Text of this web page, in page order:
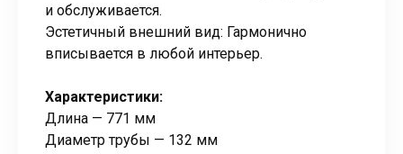
и обслуживается.
Эстетичный внешний вид: Гармонично
вписывается в любой интерьер.
Характеристики:
Длина — 771 мм
Диаметр трубы — 132 мм